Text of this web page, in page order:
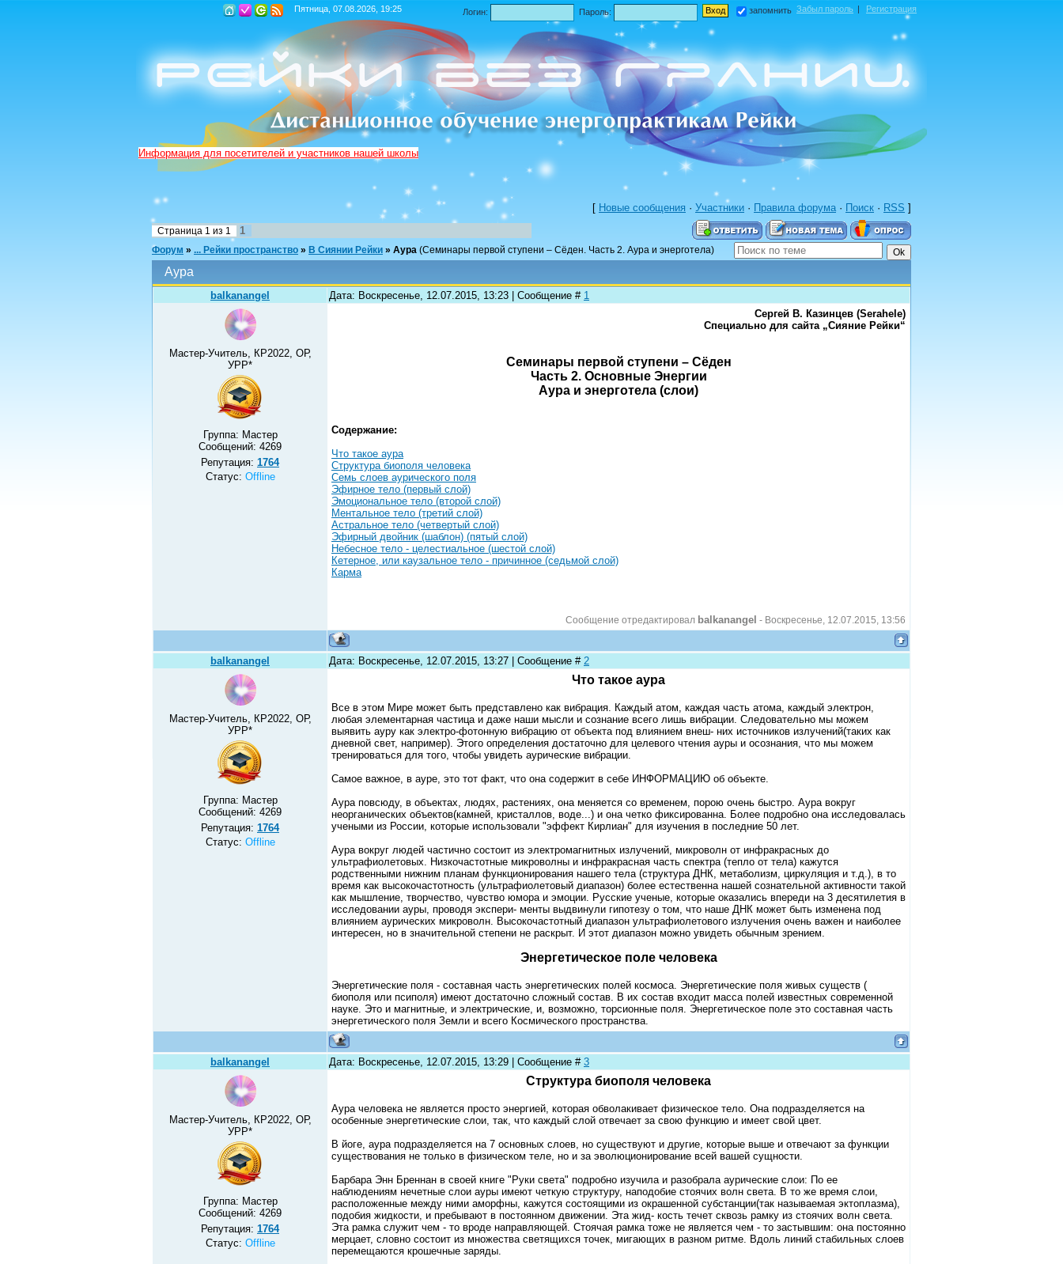
Пятница, 07.08.2026, 19:25 Логин: Пароль: запомнить Забыл пароль | Регистрация
Информация для посетителей и участников нашей школы
[ Новые сообщения · Участники · Правила форума · Поиск · RSS ]
Страница 1 из 1 1
Форум » ... Рейки пространство » В Сиянии Рейки » Аура (Семинары первой ступени – Сёден. Часть 2. Аура и энерготела)
Аура
balkanangel Дата: Воскресенье, 12.07.2015, 13:23 | Сообщение # 1
Мастер-Учитель, КР2022, ОР,
УРР*
Группа: Мастер
Сообщений: 4269
Репутация: 1764
Статус: Offline
Сергей В. Казинцев (Serahele)
Специально для сайта „Сияние Рейки“
Семинары первой ступени – Сёден
Часть 2. Основные Энергии
Аура и энерготела (слои)
Содержание:
Что такое аура
Структура биополя человека
Семь слоев аурического поля
Эфирное тело (первый слой)
Эмоциональное тело (второй слой)
Ментальное тело (третий слой)
Астральное тело (четвертый слой)
Эфирный двойник (шаблон) (пятый слой)
Небесное тело - целестиальное (шестой слой)
Кетерное, или каузальное тело - причинное (седьмой слой)
Карма
Сообщение отредактировал balkanangel - Воскресенье, 12.07.2015, 13:56
balkanangel Дата: Воскресенье, 12.07.2015, 13:27 | Сообщение # 2
Мастер-Учитель, КР2022, ОР,
УРР*
Группа: Мастер
Сообщений: 4269
Репутация: 1764
Статус: Offline
Что такое аура
Все в этом Мире может быть представлено как вибрация. Каждый атом, каждая часть атома, каждый электрон,
любая элементарная частица и даже наши мысли и сознание всего лишь вибрации. Следовательно мы можем
выявить ауру как электро-фотонную вибрацию от объекта под влиянием внеш- них источников излучений(таких как
дневной свет, например). Этого определения достаточно для целевого чтения ауры и осознания, что мы можем
тренироваться для того, чтобы увидеть аурические вибрации.
Самое важное, в ауре, это тот факт, что она содержит в себе ИНФОРМАЦИЮ об объекте.
Аура повсюду, в объектах, людях, растениях, она меняется со временем, порою очень быстро. Аура вокруг
неорганических объектов(камней, кристаллов, воде...) и она четко фиксированна. Более подробно она исследовалась
учеными из России, которые использовали "эффект Кирлиан" для изучения в последние 50 лет.
Аура вокруг людей частично состоит из электромагнитных излучений, микроволн от инфракрасных до
ультрафиолетовых. Низкочастотные микроволны и инфракрасная часть спектра (тепло от тела) кажутся
родственными нижним планам функционирования нашего тела (структура ДНК, метаболизм, циркуляция и т.д.), в то
время как высокочастотность (ультрафиолетовый диапазон) более естественна нашей сознательной активности такой
как мышление, творчество, чувство юмора и эмоции. Русские ученые, которые оказались впереди на 3 десятилетия в
исследовании ауры, проводя экспери- менты выдвинули гипотезу о том, что наше ДНК может быть изменена под
влиянием аурических микроволн. Высокочастотный диапазон ультрафиолетового излучения очень важен и наиболее
интересен, но в значительной степени не раскрыт. И этот диапазон можно увидеть обычным зрением.
Энергетическое поле человека
Энергетические поля - составная часть энергетических полей космоса. Энергетические поля живых существ (
биополя или псиполя) имеют достаточно сложный состав. В их состав входит масса полей известных современной
науке. Это и магнитные, и электрические, и, возможно, торсионные поля. Энергетическое поле это составная часть
энергетического поля Земли и всего Космического пространства.
balkanangel Дата: Воскресенье, 12.07.2015, 13:29 | Сообщение # 3
Мастер-Учитель, КР2022, ОР,
УРР*
Группа: Мастер
Сообщений: 4269
Репутация: 1764
Статус: Offline
Структура биополя человека
Аура человека не является просто энергией, которая обволакивает физическое тело. Она подразделяется на
особенные энергетические слои, так, что каждый слой отвечает за свою функцию и имеет свой цвет.
В йоге, аура подразделяется на 7 основных слоев, но существуют и другие, которые выше и отвечают за функции
существования не только в физическом теле, но и за эволюционирование всей вашей сущности.
Барбара Энн Бреннан в своей книге "Руки света" подробно изучила и разобрала аурические слои: По ее
наблюдениям нечетные слои ауры имеют четкую структуру, наподобие стоячих волн света. В то же время слои,
расположенные между ними аморфны, кажутся состоящими из окрашенной субстанции(так называемая эктоплазма),
подобия жидкости, и пребывают в постоянном движении. Эта жид- кость течет сквозь рамку из стоячих волн света.
Эта рамка служит чем - то вроде направляющей. Стоячая рамка тоже не является чем - то застывшим: она постоянно
мерцает, словно состоит из множества светящихся точек, мигающих в разном ритме. Вдоль линий стабильных слоев
перемещаются крошечные заряды.